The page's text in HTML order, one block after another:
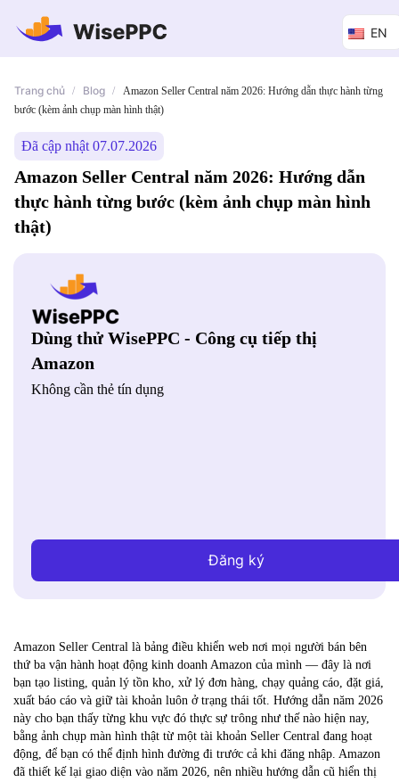
EN
Trang chủ / Blog /
Amazon Seller Central năm 2026: Hướng dẫn thực hành từng
bước (kèm ảnh chụp màn hình thật)
Đã cập nhật 07.07.2026
Amazon Seller Central năm 2026: Hướng dẫn
thực hành từng bước (kèm ảnh chụp màn hình
thật)
Dùng thử WisePPC - Công cụ tiếp thị
Amazon
Không cần thẻ tín dụng
Đăng ký
Amazon Seller Central là bảng điều khiển web nơi mọi người bán bên
thứ ba vận hành hoạt động kinh doanh Amazon của mình — đây là nơi
bạn tạo listing, quản lý tồn kho, xử lý đơn hàng, chạy quảng cáo, đặt giá,
xuất báo cáo và giữ tài khoản luôn ở trạng thái tốt. Hướng dẫn năm 2026
này cho bạn thấy từng khu vực đó thực sự trông như thế nào hiện nay,
bằng ảnh chụp màn hình thật từ một tài khoản Seller Central đang hoạt
động, để bạn có thể định hình đường đi trước cả khi đăng nhập. Amazon
đã thiết kế lại giao diện vào năm 2026, nên nhiều hướng dẫn cũ hiển thị